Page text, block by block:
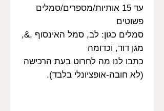
עד 15 אותיות/מספרים/סמלים
פשוטים
סמלים כגון: לב, סמל האינסוף ,&,
מגן דוד, וכדומה
כתבו לנו מה לחרוט בעת הרכישה
(לא חובה-אופציונלי בלבד).